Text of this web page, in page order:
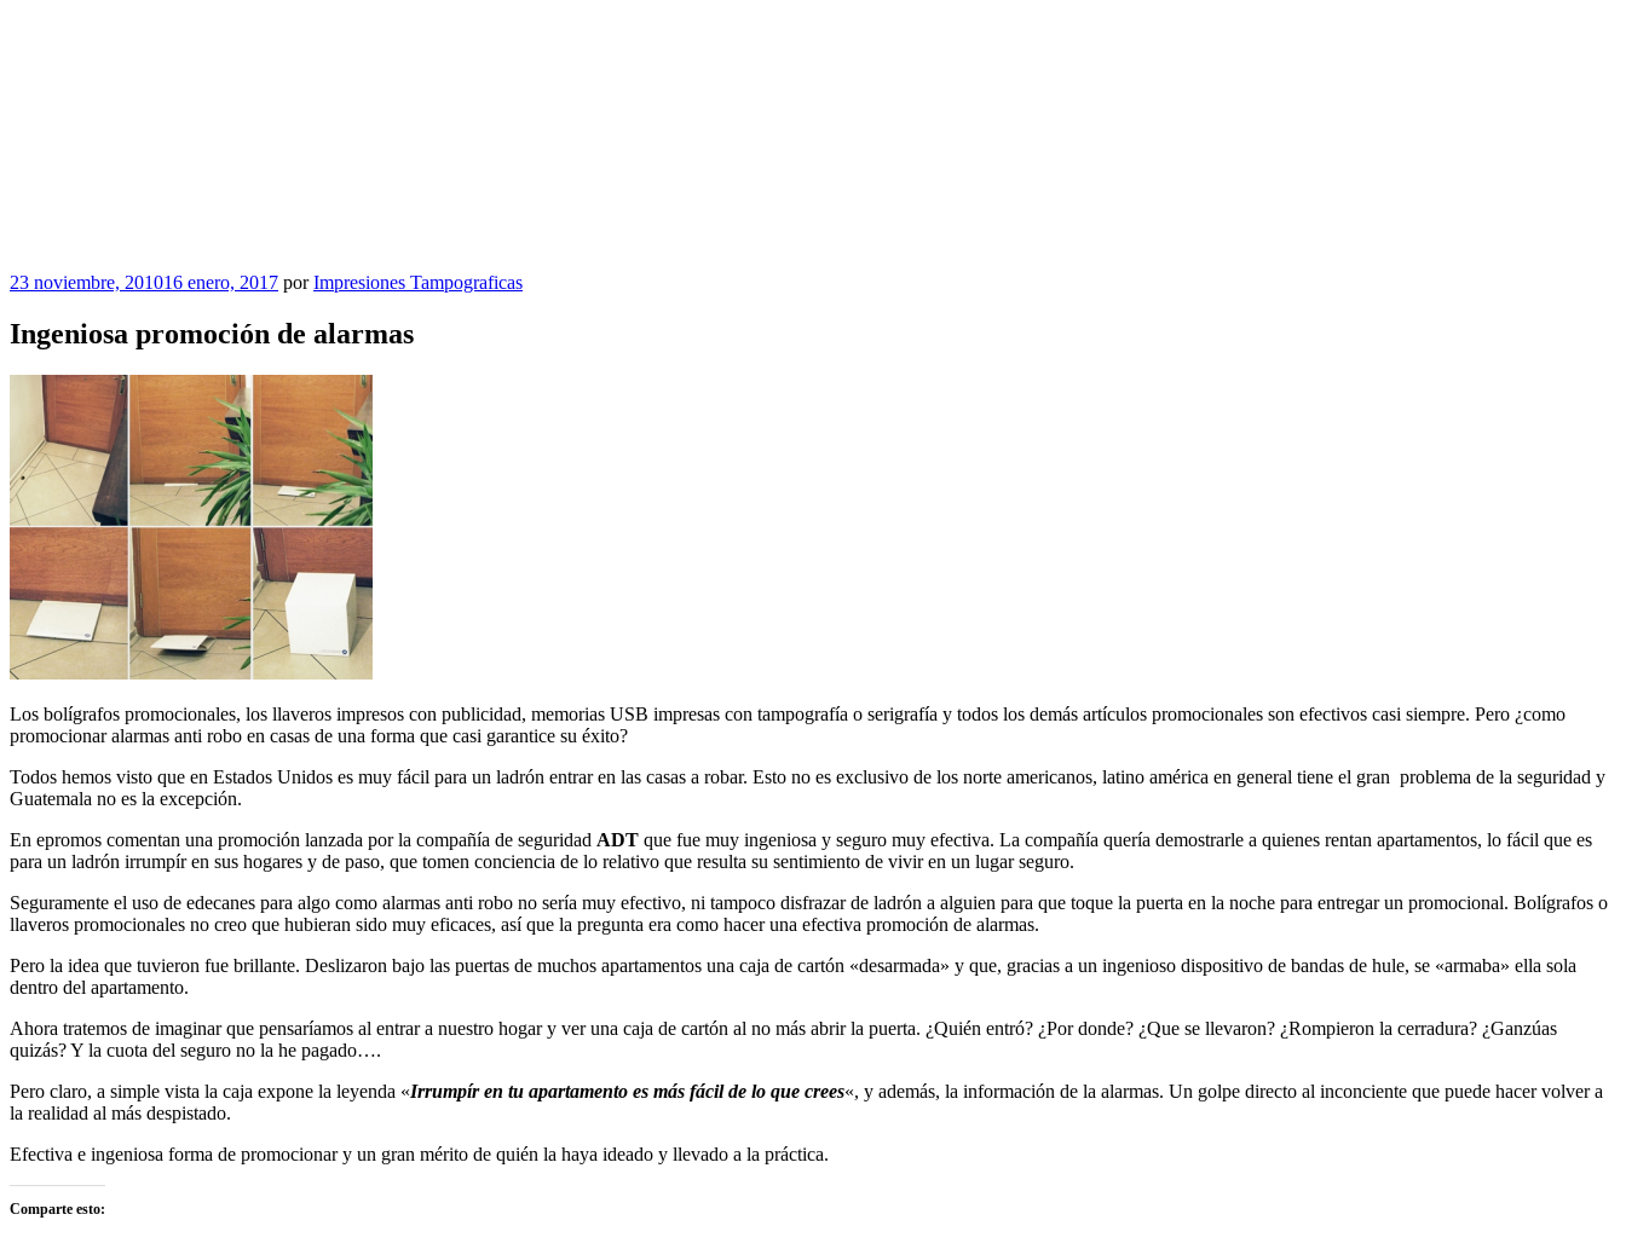
Publicado
23 noviembre, 201016 enero, 2017 porImpresiones Tampograficas
Ingeniosa promoción de alarmas
Los bolígrafos promocionales, los llaveros impresos con publicidad, memorias USB impresas con tampografía o serigrafía y todos los demás artículos promocionales son efectivos casi siempre. Pero ¿como
promocionar alarmas anti robo en casas de una forma que casi garantice su éxito?
Todos hemos visto que en Estados Unidos es muy fácil para un ladrón entrar en las casas a robar. Esto no es exclusivo de los norte americanos, latino américa en general tiene el gran problema de la seguridad y
Guatemala no es la excepción.
En epromos comentan una promoción lanzada por la compañía de seguridad ADT que fue muy ingeniosa y seguro muy efectiva. La compañía quería demostrarle a quienes rentan apartamentos, lo fácil que es
para un ladrón irrumpír en sus hogares y de paso, que tomen conciencia de lo relativo que resulta su sentimiento de vivir en un lugar seguro.
Seguramente el uso de edecanes para algo como alarmas anti robo no sería muy efectivo, ni tampoco disfrazar de ladrón a alguien para que toque la puerta en la noche para entregar un promocional. Bolígrafos o
llaveros promocionales no creo que hubieran sido muy eficaces, así que la pregunta era como hacer una efectiva promoción de alarmas.
Pero la idea que tuvieron fue brillante. Deslizaron bajo las puertas de muchos apartamentos una caja de cartón «desarmada» y que, gracias a un ingenioso dispositivo de bandas de hule, se «armaba» ella sola
dentro del apartamento.
Ahora tratemos de imaginar que pensaríamos al entrar a nuestro hogar y ver una caja de cartón al no más abrir la puerta. ¿Quién entró? ¿Por donde? ¿Que se llevaron? ¿Rompieron la cerradura? ¿Ganzúas
quizás? Y la cuota del seguro no la he pagado….
Pero claro, a simple vista la caja expone la leyenda «Irrumpír en tu apartamento es más fácil de lo que crees«, y además, la información de la alarmas. Un golpe directo al inconciente que puede hacer volver a
la realidad al más despistado.
Efectiva e ingeniosa forma de promocionar y un gran mérito de quién la haya ideado y llevado a la práctica.
Comparte esto: